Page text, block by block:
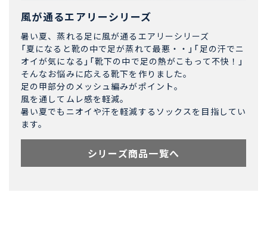
風が通るエアリーシリーズ
暑い夏、蒸れる足に風が通るエアリーシリーズ
「夏になると靴の中で足が蒸れて最悪・・」「足の汗でニ
オイが気になる」「靴下の中で足の熱がこもって不快！」
そんなお悩みに応える靴下を作りました。
足の甲部分のメッシュ編みがポイント。
風を通してムレ感を軽減。
暑い夏でもニオイや汗を軽減するソックスを目指してい
ます。
シリーズ商品一覧へ